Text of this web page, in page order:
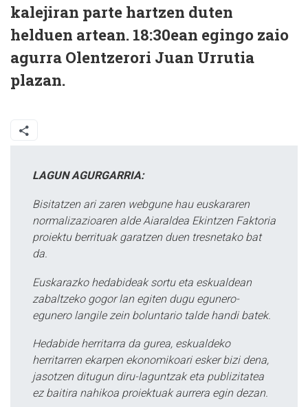
kalejiran parte hartzen duten
helduen artean. 18:30ean egingo zaio
agurra Olentzerori Juan Urrutia
plazan.
LAGUN AGURGARRIA:
Bisitatzen ari zaren webgune hau euskararen
normalizazioaren alde Aiaraldea Ekintzen Faktoria
proiektu berrituak garatzen duen tresnetako bat
da.
Euskarazko hedabideak sortu eta eskualdean
zabaltzeko gogor lan egiten dugu egunero-
egunero langile zein boluntario talde handi batek.
Hedabide herritarra da gurea, eskualdeko
herritarren ekarpen ekonomikoari esker bizi dena,
jasotzen ditugun diru-laguntzak eta publizitatea
ez baitira nahikoa proiektuak aurrera egin dezan.